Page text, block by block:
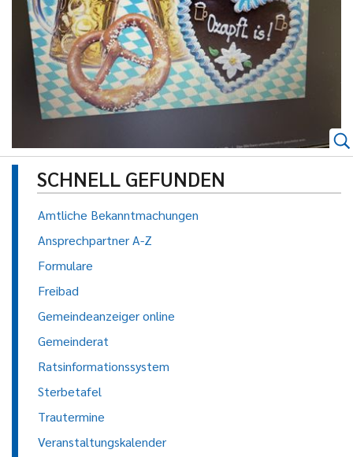
SCHNELL GEFUNDEN
Amtliche Bekanntmachungen
Ansprechpartner A-Z
Formulare
Freibad
Gemeindeanzeiger online
Gemeinderat
Ratsinformationssystem
Sterbetafel
Trautermine
Veranstaltungskalender